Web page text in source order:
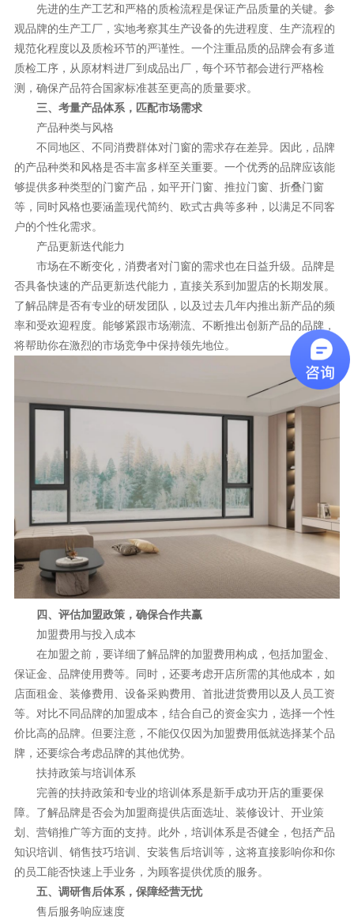
先进的生产工艺和严格的质检流程是保证产品质量的关键。参
观品牌的生产工厂，实地考察其生产设备的先进程度、生产流程的
规范化程度以及质检环节的严谨性。一个注重品质的品牌会有多道
质检工序，从原材料进厂到成品出厂，每个环节都会进行严格检
测，确保产品符合国家标准甚至更高的质量要求。
三、考量产品体系，匹配市场需求
产品种类与风格
不同地区、不同消费群体对门窗的需求存在差异。因此，品牌
的产品种类和风格是否丰富多样至关重要。一个优秀的品牌应该能
够提供多种类型的门窗产品，如平开门窗、推拉门窗、折叠门窗
等，同时风格也要涵盖现代简约、欧式古典等多种，以满足不同客
户的个性化需求。
产品更新迭代能力
市场在不断变化，消费者对门窗的需求也在日益升级。品牌是
否具备快速的产品更新迭代能力，直接关系到加盟店的长期发展。
了解品牌是否有专业的研发团队，以及过去几年内推出新产品的频
率和受欢迎程度。能够紧跟市场潮流、不断推出创新产品的品牌，
将帮助你在激烈的市场竞争中保持领先地位。
四、评估加盟政策，确保合作共赢
加盟费用与投入成本
在加盟之前，要详细了解品牌的加盟费用构成，包括加盟金、
保证金、品牌使用费等。同时，还要考虑开店所需的其他成本，如
店面租金、装修费用、设备采购费用、首批进货费用以及人员工资
等。对比不同品牌的加盟成本，结合自己的资金实力，选择一个性
价比高的品牌。但要注意，不能仅仅因为加盟费用低就选择某个品
牌，还要综合考虑品牌的其他优势。
扶持政策与培训体系
完善的扶持政策和专业的培训体系是新手成功开店的重要保
障。了解品牌是否会为加盟商提供店面选址、装修设计、开业策
划、营销推广等方面的支持。此外，培训体系是否健全，包括产品
知识培训、销售技巧培训、安装售后培训等，这将直接影响你和你
的员工能否快速上手业务，为顾客提供优质的服务。
五、调研售后体系，保障经营无忧
售后服务响应速度